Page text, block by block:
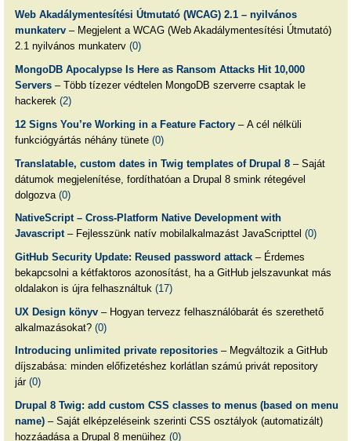
Web Akadálymentesítési Útmutató (WCAG) 2.1 – nyilvános
munkaterv– Megjelent a WCAG (Web Akadálymentesítési Útmutató)
2.1 nyilvános munkaterv (0)
MongoDB Apocalypse Is Here as Ransom Attacks Hit 10,000
Servers– Több tízezer védtelen MongoDB szerverre csaptak le
hackerek (2)
12 Signs You’re Working in a Feature Factory– A cél nélküli
funkciógyártás néhány tünete (0)
Translatable, custom dates in Twig templates of Drupal 8– Saját
dátumok megjelenítése, fordíthatóan a Drupal 8 smink rétegével
dolgozva (0)
NativeScript – Cross-Platform Native Development with
Javascript– Fejlesszünk natív mobilalkalmazást JavaScripttel (0)
GitHub Security Update: Reused password attack– Érdemes
bekapcsolni a kétfaktoros azonosítást, ha a GitHub jelszavunkat más
oldalakon is újra felhasználtuk (17)
UX Design könyv– Hogyan tervezz felhasználóbarát és szerethető
alkalmazásokat? (0)
Introducing unlimited private repositories– Megváltozik a GitHub
díjszabása: minden előfizetéshez korlátlan számú privát repository
jár (0)
Drupal 8 Twig: add custom CSS classes to menus (based on menu
name)– Saját elképzeléseink szerinti CSS osztályok (automatizált)
hozzáadása a Drupal 8 menüihez (0)